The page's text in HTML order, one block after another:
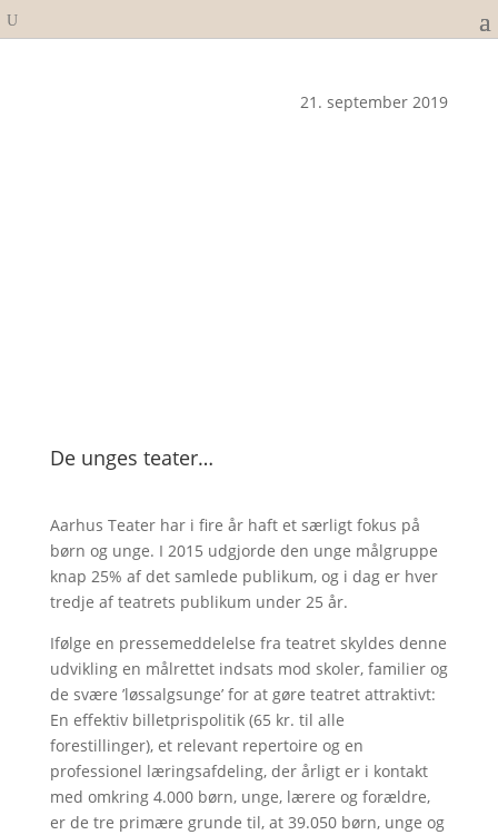
21. september 2019
De unges teater…
Aarhus Teater har i fire år haft et særligt fokus på
børn og unge. I 2015 udgjorde den unge målgruppe
knap 25% af det samlede publikum, og i dag er hver
tredje af teatrets publikum under 25 år.
Ifølge en pressemeddelelse fra teatret skyldes denne
udvikling en målrettet indsats mod skoler, familier og
de svære ’løssalgsunge’ for at gøre teatret attraktivt:
En effektiv billetprispolitik (65 kr. til alle
forestillinger), et relevant repertoire og en
professionel læringsafdeling, der årligt er i kontakt
med omkring 4.000 børn, unge, lærere og forældre,
er de tre primære grunde til, at 39.050 børn, unge og